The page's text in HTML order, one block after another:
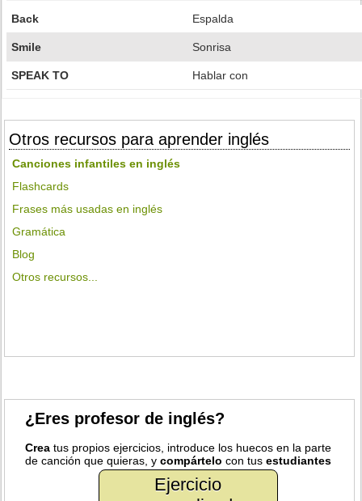
Back Espalda
Smile Sonrisa
SPEAK TO Hablar con
Otros recursos para aprender inglés
Canciones infantiles en inglés
Flashcards
Frases más usadas en inglés
Gramática
Blog
Otros recursos...
¿Eres profesor de inglés?
Crea tus propios ejercicios, introduce los huecos en la parte
de canción que quieras, ycompártelo con tusestudiantes
Ejercicio